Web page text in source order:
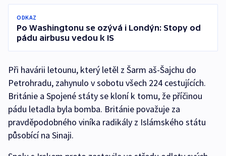
ODKAZ
Po Washingtonu se ozývá i Londýn: Stopy od
pádu airbusu vedou k IS
Při havárii letounu, který letěl z Šarm aš-Šajchu do
Petrohradu, zahynulo v sobotu všech 224 cestujících.
Británie a Spojené státy se kloní k tomu, že příčinou
pádu letadla byla bomba. Británie považuje za
pravděpodobného viníka radikály z Islámského státu
působící na Sinaji.